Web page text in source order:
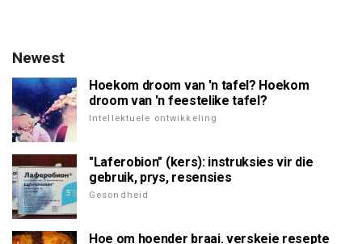
Newest
Hoekom droom van 'n tafel? Hoekom
droom van 'n feestelike tafel?
Intellektuele ontwikkeling
"Laferobion" (kers): instruksies vir die
gebruik, prys, resensies
Gesondheid
Hoe om hoender braai. verskeie resepte